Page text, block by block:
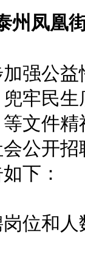
州凤凰
公益
兜牢民
文件
公开
下：
位和人